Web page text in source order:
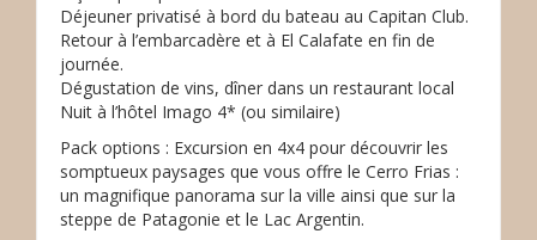
Déjeuner privatisé à bord du bateau au Capitan Club.
Retour à l’embarcadère et à El Calafate en fin de
journée.
Dégustation de vins, dîner dans un restaurant local
Nuit à l’hôtel Imago 4* (ou similaire)
Pack options : Excursion en 4x4 pour découvrir les
somptueux paysages que vous offre le Cerro Frias :
un magnifique panorama sur la ville ainsi que sur la
steppe de Patagonie et le Lac Argentin.